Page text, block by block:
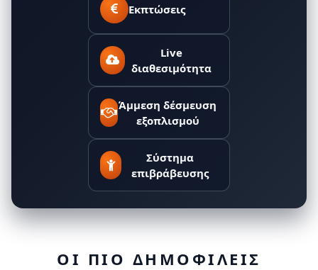
Εκπτώσεις
Live
διαθεσιμότητα
Άμμεση δέσμευση
εξοπλισμού
Σύστημα
επιβράβευσης
ΟΙ ΠΙΟ ΔΗΜΟΦΙΛΕΙΣ